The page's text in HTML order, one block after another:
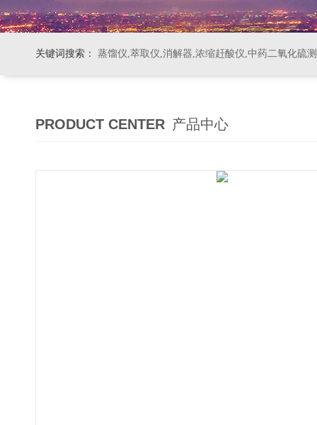
关键词搜索： 蒸馏仪,萃取仪,消解器,浓缩赶酸仪,中药二氧化硫
PRODUCT CENTER 产品中心